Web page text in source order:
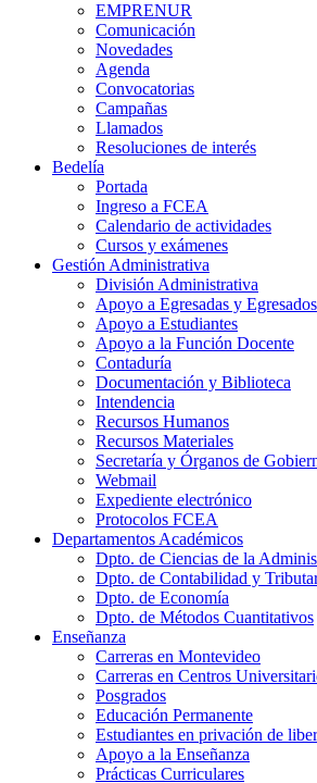
EMPRENUR
Comunicación
Novedades
Agenda
Convocatorias
Campañas
Llamados
Resoluciones de interés
Bedelía
Portada
Ingreso a FCEA
Calendario de actividades
Cursos y exámenes
Gestión Administrativa
División Administrativa
Apoyo a Egresadas y Egresados
Apoyo a Estudiantes
Apoyo a la Función Docente
Contaduría
Documentación y Biblioteca
Intendencia
Recursos Humanos
Recursos Materiales
Secretaría y Órganos de
Webmail
Expediente electrónico
Protocolos FCEA
Departamentos Académicos
Dpto. de Ciencias de la
Dpto. de Contabilidad y
Dpto. de Economía
Dpto. de Métodos Cuantitativos
Enseñanza
Carreras en Montevideo
Carreras en Centros
Posgrados
Educación Permanente
Estudiantes en privación de
Apoyo a la Enseñanza
Prácticas Curriculares